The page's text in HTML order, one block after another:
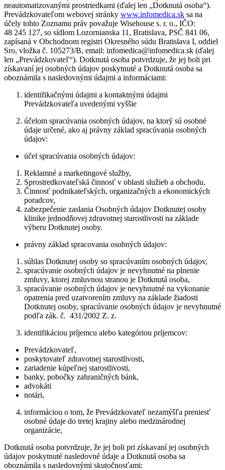
neautomatizovanými prostriedkami (ďalej len „Dotknutá osoba“).
Prevádzkovateľom webovej stránky www.infomedica.sk sa na
účely tohto Zoznamu práv považuje Wisehouse s. r. o., IČO:
48 245 127, so sídlom Lozornianska 11, Bratislava, PSČ 841 06,
zapísaná v Obchodnom registri Okresného súdu Bratislava I, oddiel
Sro, vložka č. 105273/B, email: infomedica@infomedica.sk (ďalej
len „Prevádzkovateľ“). Dotknutá osoba potvrdzuje, že jej boli pri
získavaní jej osobných údajov poskytnuté a Dotknutá osoba sa
oboznámila s nasledovnými údajmi a informáciami:
identifikačnými údajmi a kontaktnými údajmi
Prevádzkovateľa uvedenými vyššie
účelom spracúvania osobných údajov, na ktorý sú osobné
údaje určené, ako aj právny základ spracúvania osobných
údajov:
účel spracúvania osobných údajov:
Reklamné a marketingové služby,
Sprostredkovateľská činnosť v oblasti služieb a obchodu,
Činnosť podnikateľských, organizačných a ekonomických
poradcov,
zabezpečenie zaslania Osobných údajov Dotknutej osoby
klinike jednodňovej zdravotnej starostlivosti na základe
výberu Dotknutej osoby.
právny základ spracovania osobných údajov:
súhlas Dotknutej osoby so spracúvaním osobných údajov,
spracúvanie osobných údajov je nevyhnutné na plnenie
zmluvy, ktorej zmluvnou stranou je Dotknutá osoba,
spracúvanie osobných údajov je nevyhnutné na vykonanie
opatrenia pred uzatvorením zmluvy na základe žiadosti
Dotknutej osoby, spracúvanie osobných údajov je nevyhnutné
podľa zák. č. 431/2002 Z. z.
identifikáciou príjemcu alebo kategóriou príjemcov:
Prevádzkovateľ,
poskytovateľ zdravotnej starostlivosti,
zariadenie kúpeľnej starostlivosti,
banky, pobočky zahraničných bánk,
advokáti
notári,
informáciou o tom, že Prevádzkovateľ nezamýšľa preniesť
osobné údaje do tretej krajiny alebo medzinárodnej
organizácie,
Dotknutá osoba potvrdzuje, že jej boli pri získavaní jej osobných
údajov poskytnuté nasledovné údaje a Dotknutá osoba sa
oboznámila s nasledovnými skutočnosťami: